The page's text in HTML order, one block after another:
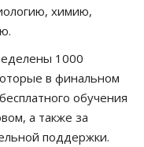
химию,
1000
в финальном
обучения
а также за
поддержки.